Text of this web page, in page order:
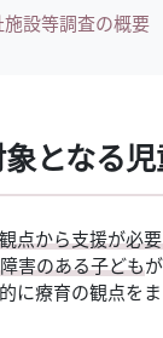
設等調査の概要
となる
点から支援が必
害のある子ども
に療育の観点を